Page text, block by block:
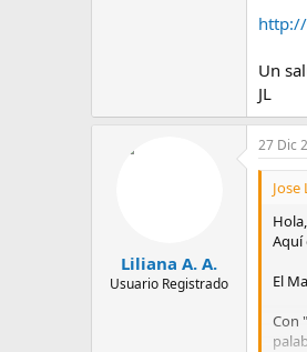
Un
JL
Liliana A. A.
Usuario Registrado
27 Dic
Jose
Hola,
Aquí
El
Con